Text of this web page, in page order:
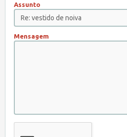
Assunto
Mensagem